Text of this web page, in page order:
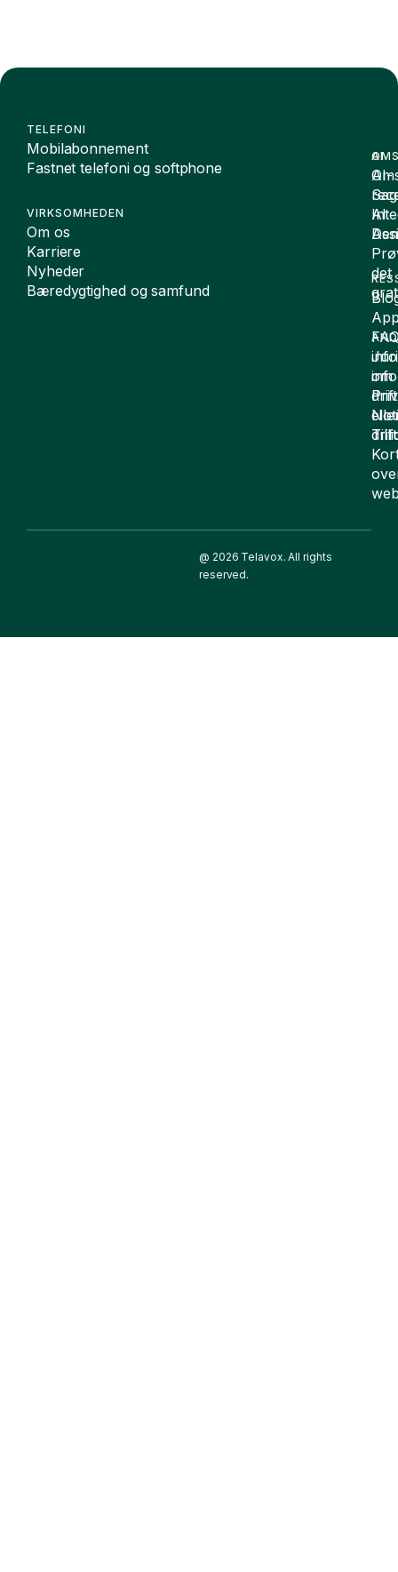
TELEFONI
Mobilabonnement
Fastnet telefoni og softphone
VIRKSOMHEDEN
Om os
Karriere
Nyheder
Bæredygtighed og samfund
om
drift
AI
AI-
AI
det
@ 2026 Telavox. All rights
reserved.